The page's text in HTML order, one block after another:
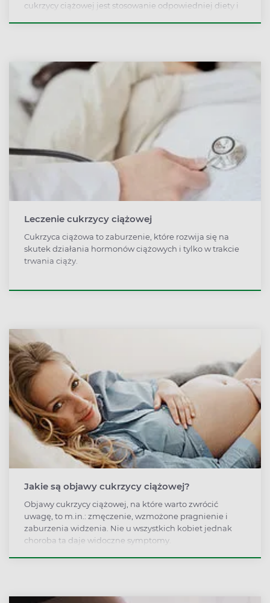
cukrzycy ciążowej jest stosowanie odpowiedniej diety i
Leczenie cukrzycy ciążowej
Cukrzyca ciążowa to zaburzenie, które rozwija się na
skutek działania hormonów ciążowych i tylko w trakcie
trwania ciąży.
Jakie są objawy cukrzycy ciążowej?
Objawy cukrzycy ciążowej, na które warto zwrócić
uwagę, to m.in.: zmęczenie, wzmożone pragnienie i
zaburzenia widzenia. Nie u wszystkich kobiet jednak
choroba ta daje widoczne symptomy.